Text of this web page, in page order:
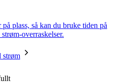
plass, så kan du bruke tiden på
overraskelser.
strøm